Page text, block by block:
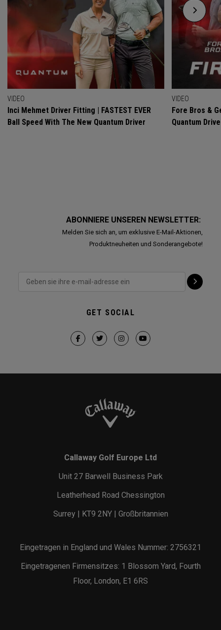
VIDEO
Inci Mehmet Driver Fitting | FASTEST EVER
Ball Speed With The New Quantum Driver
VIDEO
Fore Bros &
Quantum
ABONNIERE UNSEREN NEWSLETTER:
Melden Sie sich an, um exklusive E-Mail-Aktionen,
Produktneuheiten und Sonderangebote!
GET SOCIAL
Callaway Golf Europe Ltd
Unit 27 Barwell Business Park
Leatherhead Road Chessington
Surrey | KT9 2NY | Großbritannien
Eingetragen in England und Wales Nummer: 2756321
Eingetragenen Firmensitzes: 1 Blossom Yard, Fourth
Floor, London, E1 6RS